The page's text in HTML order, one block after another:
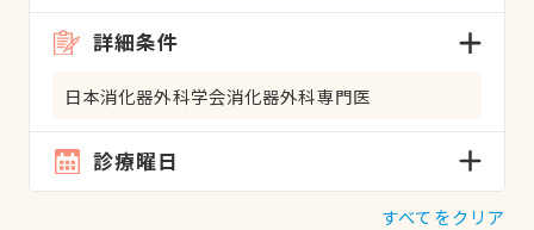
詳細条件
日本消化器外科学会消化器外科専門医
診療曜日
すべてをクリア